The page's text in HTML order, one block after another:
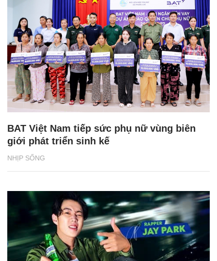
NHỊP SỐNG
BAT Việt Nam tiếp sức phụ nữ vùng biên
giới phát triển sinh kế